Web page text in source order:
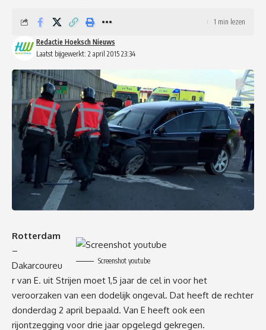
Laatst bijgewerkt: 2 april 2015 23:34
Redactie Hoeksch Nieuws
1 min lezen
Screenshot youtube
Rotterdam
–
Dakarcoureu
r van E. uit Strijen moet 1,5 jaar de cel in voor het
veroorzaken van een dodelijk ongeval. Dat heeft de rechter
donderdag 2 april bepaald. Van E heeft ook een
rijontzegging voor drie jaar opgelegd gekregen.